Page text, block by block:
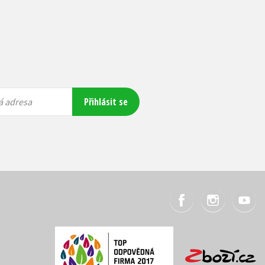
adresa Přihlásit se